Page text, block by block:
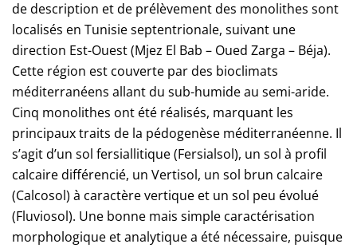
de description et de prélèvement des monolithes sont
localisés en Tunisie septentrionale, suivant une
direction Est-Ouest (Mjez El Bab – Oued Zarga – Béja).
Cette région est couverte par des bioclimats
méditerranéens allant du sub-humide au semi-aride.
Cinq monolithes ont été réalisés, marquant les
principaux traits de la pédogenèse méditerranéenne. Il
s’agit d’un sol fersiallitique (Fersialsol), un sol à profil
calcaire différencié, un Vertisol, un sol brun calcaire
(Calcosol) à caractère vertique et un sol peu évolué
(Fluviosol). Une bonne mais simple caractérisation
morphologique et analytique a été nécessaire, puisque